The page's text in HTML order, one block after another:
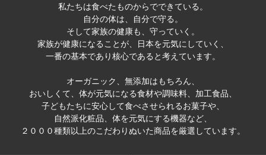
私たちは食べたものからでできている。
自分の体は、自分で守る。
そして家族の健康も、守っていく。
家族が健康になることが、日本を元気にしていく、
一番の基本であり核心であると考えています。
オーガニック、無添加はもちろん、
おいしくて、体が元気になる食材や調味料、加工食品、
子どもたちに安心して食べさせられるお菓子や、
自然派化粧品、体を元気にする機器など、
２０００種類以上のこだわりぬいた商品を厳選しています。